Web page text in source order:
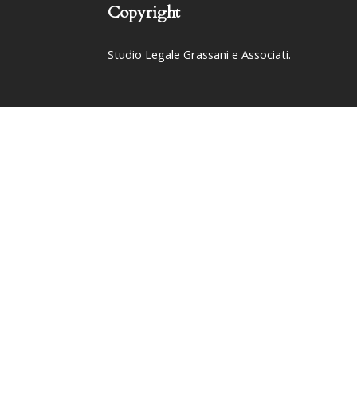
Copyright
Studio Legale Grassani e Associati.